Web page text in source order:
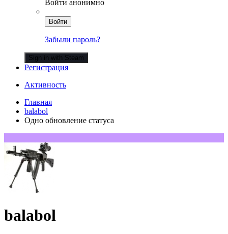
Войти анонимно
Войти
Забыли пароль?
Sign in with Steam
Регистрация
Активность
Главная
balabol
Одно обновление статуса
balabol